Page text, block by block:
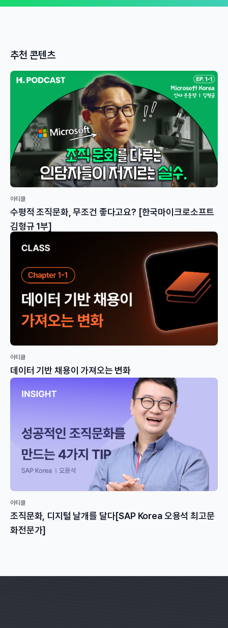
추천 콘텐츠
아티클
수평적 조직문화, 무조건 좋다고요? [한국마이크로소프트
김형규 1부]
아티클
데이터 기반 채용이 가져오는 변화
아티클
조직문화, 디지털 날개를 달다[SAP Korea 오용석 최고문
화전문가]